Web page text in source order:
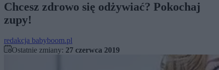
Chcesz zdrowo się odżywiać? Pokochaj
zupy!
redakcja babyboom.pl
Ostatnie zmiany: 27 czerwca 2019